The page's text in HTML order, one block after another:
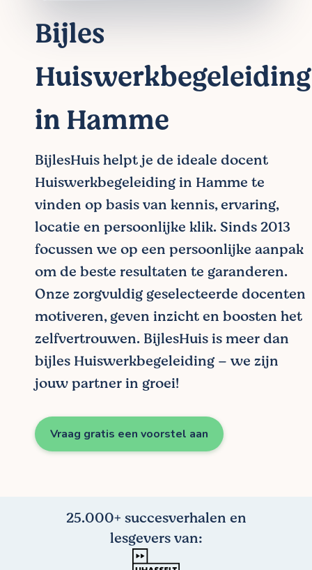
Bijles
Huiswerkbegeleiding
in Hamme
BijlesHuis helpt je de ideale docent
Huiswerkbegeleiding in Hamme te
vinden op basis van kennis, ervaring,
locatie en persoonlijke klik. Sinds 2013
focussen we op een persoonlijke aanpak
om de beste resultaten te garanderen.
Onze zorgvuldig geselecteerde docenten
motiveren, geven inzicht en boosten het
zelfvertrouwen. BijlesHuis is meer dan
bijles Huiswerkbegeleiding – we zijn
jouw partner in groei!
Vraag gratis een voorstel aan
25.000+ succesverhalen en
lesgevers van: